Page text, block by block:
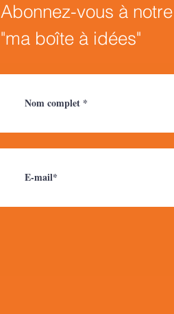
Abonnez-vous à
"ma boîte à idées"